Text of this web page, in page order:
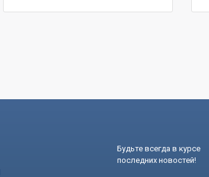
Будьте всегда в курсе
последних новостей!